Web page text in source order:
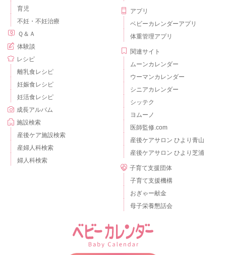
育児
不妊・不妊治療
Ｑ＆Ａ
体験談
レシピ
離乳食レシピ
妊娠食レシピ
妊活食レシピ
成長アルバム
施設検索
産後ケア施設検索
産婦人科検索
婦人科検索
アプリ
ベビーカレンダーアプリ
体重管理アプリ
関連サイト
ムーンカレンダー
ウーマンカレンダー
シニアカレンダー
シッテク
ヨムーノ
医師監修.com
産後ケアサロン ひより青山
産後ケアサロン ひより芝浦
子育て支援団体
子育て支援機構
おぎゃー献金
母子栄養懇話会